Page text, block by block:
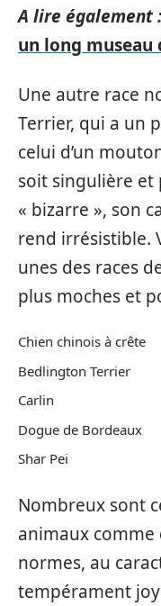
A lire également :
un long
Une autre race
Terrier, qui a un
celui d’un
soit singulière et
« bizarre », son
rend irrésistible.
unes des races
plus moches et
Chien chinois à crête
Bedlington Terrier
Carlin
Dogue de Bordeaux
Shar Pei
Nombreux sont
animaux
normes, au
tempérament